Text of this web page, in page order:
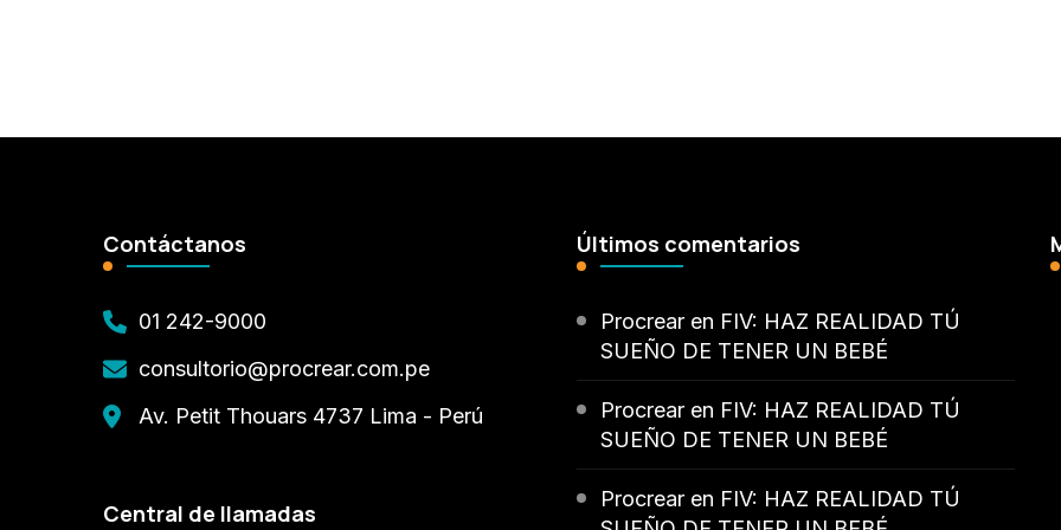
Contáctanos
01 242-9000
consultorio@procrear.com.pe
Av. Petit Thouars 4737 Lima - Perú
Central de llamadas
Últimos comentarios
Procrear en FIV: HAZ REALIDAD TÚ
SUEÑO DE TENER UN BEBÉ
Procrear en FIV: HAZ REALIDAD TÚ
SUEÑO DE TENER UN BEBÉ
Procrear en FIV: HAZ REALIDAD TÚ